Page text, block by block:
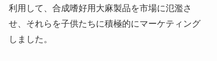
利用して、合成嗜好用大麻製品を市場に氾濫さ
せ、それらを子供たちに積極的にマーケティング
しました。